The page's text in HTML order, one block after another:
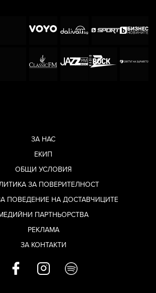
ЗА НАС
ЕКИП
ОБЩИ УСЛОВИЯ
ЗА ПОВЕРИТЕЛНОСТ
ПОВЕДЕНИЕ НА ДОСТАВЧИЦИТЕ
ПАРТНЬОРСТВА
РЕКЛАМА
ЗА КОНТАКТИ